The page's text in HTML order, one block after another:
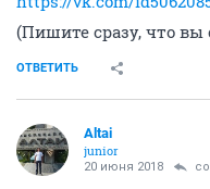
(Пишите сразу, что
ОТВЕТИТЬ
Altai
junior
20 июня 2018